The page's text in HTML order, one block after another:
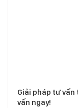
Giải pháp tư
vấn ngay!